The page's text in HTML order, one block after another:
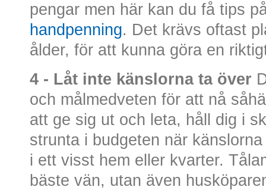
pengar men här kan du få tips
handpenning. Det krävs oftast
ålder, för att kunna göra en
4 - Låt inte känslorna ta över
och målmedveten för att nå
att ge sig ut och leta, håll dig i
strunta i budgeten när
i ett visst hem eller kvarter.
bäste vän, utan även